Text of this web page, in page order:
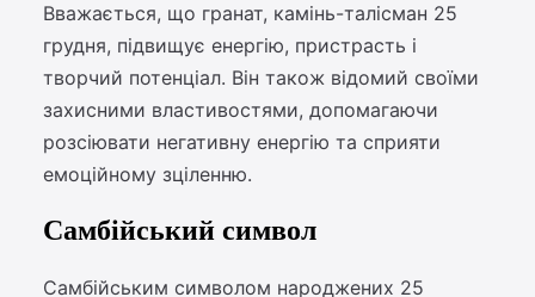
Вважається, що гранат, камінь-талісман 25
грудня, підвищує енергію, пристрасть і
творчий потенціал. Він також відомий своїми
захисними властивостями, допомагаючи
розсіювати негативну енергію та сприяти
емоційному зціленню.
Самбійський символ
Самбійським символом народжених 25